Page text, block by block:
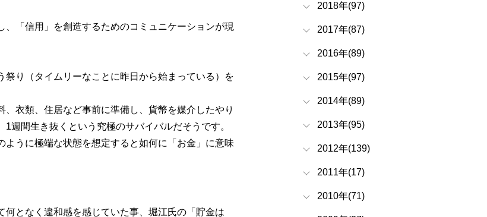
「信用」を創造するためのコミュニケーションが現
り（タイムリーなことに昨日から始まっている）を
衣類、住居など事前に準備し、貨幣を媒介したやり
週間生き抜くという究極のサバイバルだそうです。
うに極端な状態を想定すると如何に「お金」に意味
となく違和感を感じていた事、堀江氏の「貯金は
2018年(97)
2017年(87)
2016年(89)
2015年(97)
2014年(89)
2013年(95)
2012年(139)
2011年(17)
2010年(71)